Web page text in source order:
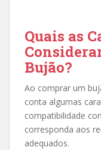
Quais as
Bujão?
Ao comprar um
conta algumas
compatibilidade
corresponda aos
adequados.